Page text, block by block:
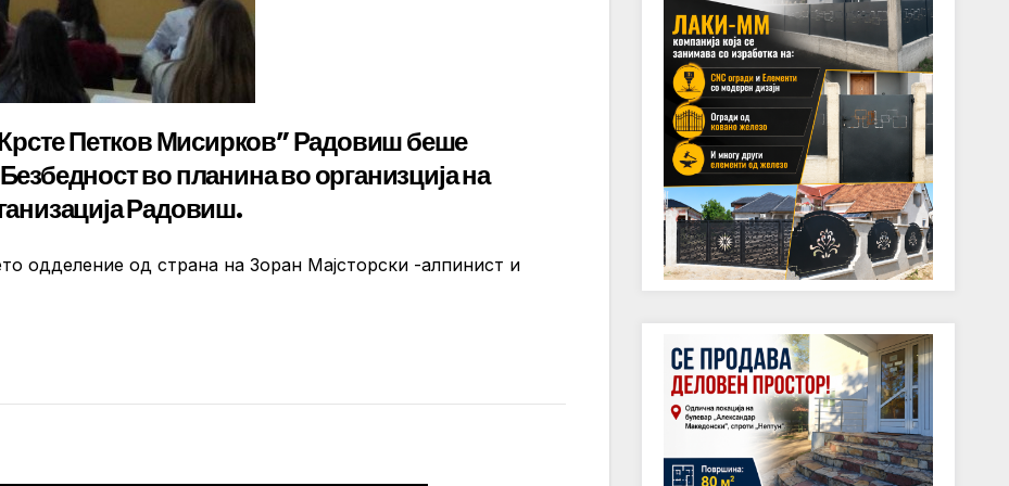
Петков Мисирков” Радовиш беше
во планина во организција на
Радовиш.
одделение од страна на Зоран Мајсторски -алпинист и